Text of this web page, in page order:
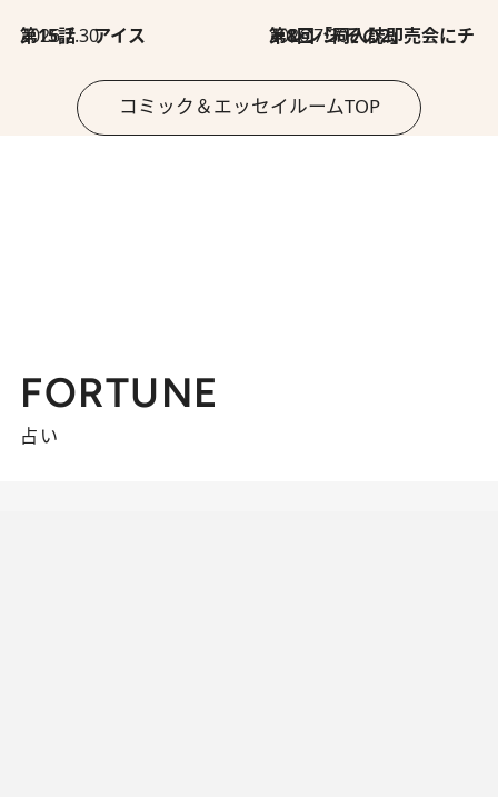
2026.7.30
第15話 アイス 2026.7.30
第8回「同人誌即売会にチャレンジ その2」
コミック＆エッセイルームTOP
FORTUNE
占い